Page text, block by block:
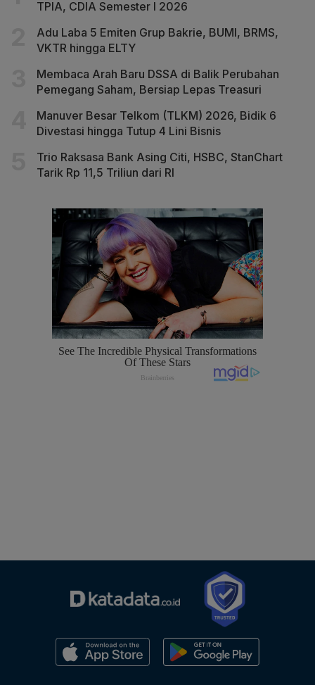
TPIA, CDIA Semester I 2026
Adu Laba 5 Emiten Grup Bakrie, BUMI, BRMS,
VKTR hingga ELTY
Membaca Arah Baru DSSA di Balik Perubahan
Pemegang Saham, Bersiap Lepas Treasuri
Manuver Besar Telkom (TLKM) 2026, Bidik 6
Divestasi hingga Tutup 4 Lini Bisnis
Trio Raksasa Bank Asing Citi, HSBC, StanChart
Tarik Rp 11,5 Triliun dari RI